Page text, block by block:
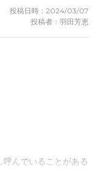
投稿日時：2024/03/07
投稿者：羽田芳恵
んでいることがある